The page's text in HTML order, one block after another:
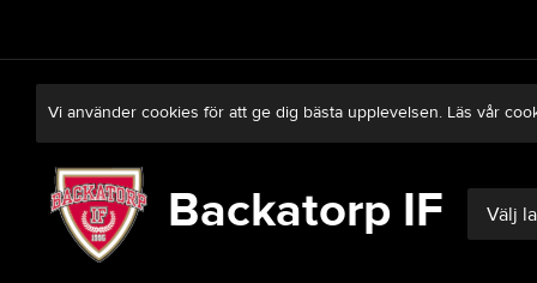
Vi använder cookies för att ge dig bästa upplevelsen. Läs vår
Backatorp IF Välj